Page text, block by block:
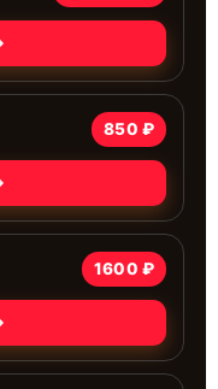
850 ₽
1600 ₽